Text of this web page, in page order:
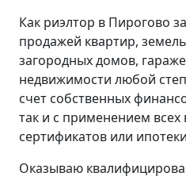
Как риэлтор в Пирогово
продажей квартир,
загородных домов,
недвижимости любой
счет собственных
так и с применением
сертификатов или
Оказываю